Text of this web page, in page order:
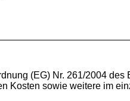
(EG) Nr. 261/2004 des
Kosten sowie weitere im